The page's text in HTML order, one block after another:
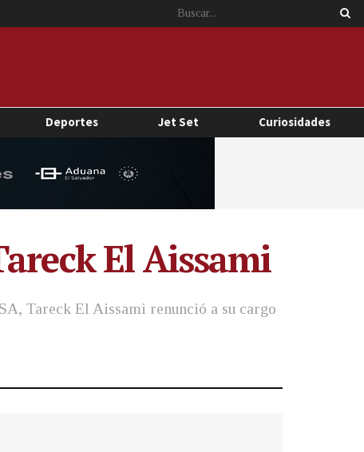
Deportes Jet Set Curiosidades
El Aissami
Tareck El Aissami renunció a su cargo